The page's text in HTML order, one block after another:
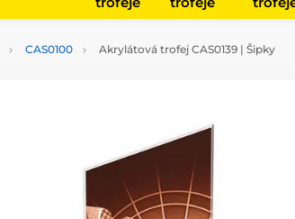
CAS0100 Akrylátová trofej CAS0139 | Šipky